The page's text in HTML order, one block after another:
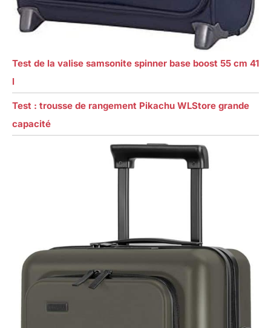
Test de la valise samsonite spinner base boost 55 cm 41
l
Test : trousse de rangement Pikachu WLStore grande
capacité